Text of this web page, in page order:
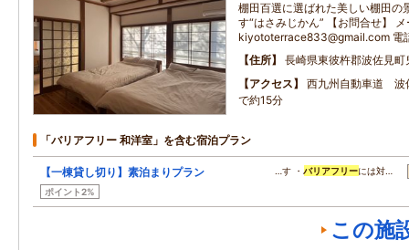
棚田百選に選ばれた美しい棚田の
す“はさみじかん” 【お問合せ】
kiyototerrace833@gmail.com
住所
長崎県東彼杵郡波佐見町
アクセス
西九州自動車道 波
で約15分
「バリアフリー 和洋室」を含む宿泊プラン
【一棟貸し切り】素泊まりプラン
ポイント2%
…す ・バリアフリーには対…
この施